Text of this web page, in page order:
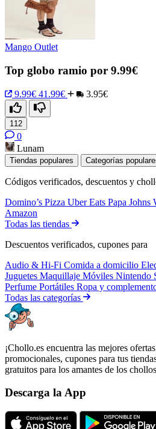
Mango Outlet
Top globo ramio por 9.99€
9.99€ 41.99€ 3.95€
112
0
Lunam
Tiendas populares Categorías
Códigos verificados, descuentos y
Domino’s Pizza Uber Eats Papa Johns
Amazon
Todas las tiendas
Descuentos verificados, cupones para
Audio & Hi-Fi Comida a domicilio
Juguetes Maquillaje Móviles Nintendo
Perfume Portátiles Ropa y
Todas las categorías
¡Chollo.es encuentra las mejores
promocionales, cupones para tus
gratuitos para los amantes de los
Descarga la App